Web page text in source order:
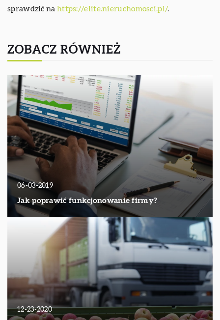
sprawdzić na https://elite.nieruchomosci.pl/.
ZOBACZ RÓWNIEŻ
06-03-2019
Jak poprawić funkcjonowanie firmy?
12-23-2020